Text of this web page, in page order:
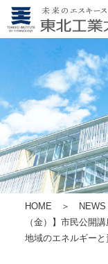
HOME ＞
（金）】市民公開
地域のエネルギー